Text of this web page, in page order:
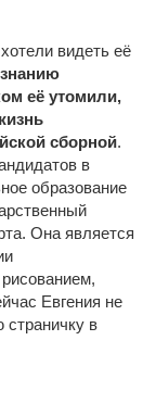
видеть её
её утомили,
сборной.
в
образование
Она является
Евгения не
страничку в